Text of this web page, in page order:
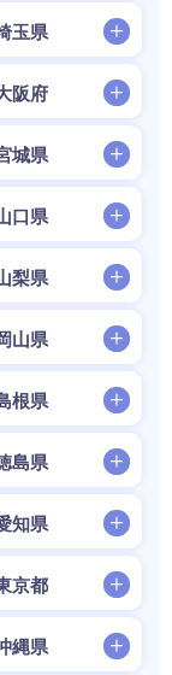
玉県
阪府
城県
口県
梨県
山県
根県
島県
知県
京都
縄県